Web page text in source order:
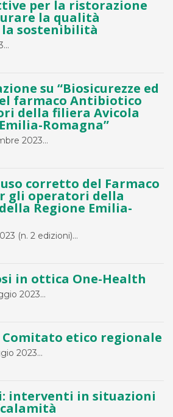
per la ristorazione
la qualità
sostenibilità
su “Biosicurezze ed
farmaco Antibiotico
della filiera Avicola
Romagna”
2023...
corretto del Farmaco
gli operatori della
Regione Emilia-
(n. 2 edizioni)...
in ottica One-Health
2023...
Comitato etico regionale
2023...
interventi in situazioni